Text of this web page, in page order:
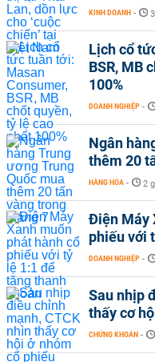
KINH DOANH -
Lịch cổ
BSR, MB
100%
DOANH NGHIỆP -
Ngân
thêm 20
HÀNG HÓA - 2
Điện Máy
phiếu với
DOANH NGHIỆP -
Sau nhịp
thấy cơ
CHỨNG KHOÁN -